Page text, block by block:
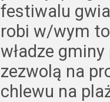
festiwalu
robi w/wym
władze
zezwolą na
chlewu na